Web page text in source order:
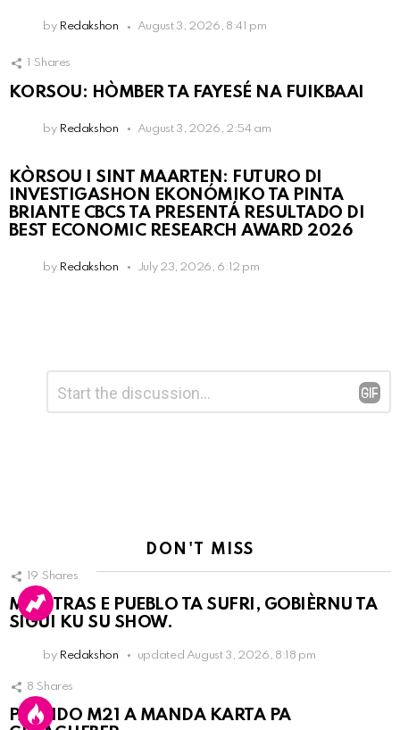
by Redakshon August 3, 2026, 8:41 pm
Shares
KORSOU: HÒMBER TA FAYESÉ NA FUIKBAAI
by Redakshon August 3, 2026, 2:54 am
KÒRSOU I SINT MAARTEN: FUTURO DI
INVESTIGASHON EKONÓMIKO TA PINTA
BRIANTE CBCS TA PRESENTÁ RESULTADO DI
BEST ECONOMIC RESEARCH AWARD 2026
by Redakshon July 23, 2026, 6:12 pm
Reply
DON'T MISS
19 Shares
MIENTRAS E PUEBLO TA SUFRI, GOBIÈRNU TA
SIGUI KU SU SHOW.
by Redakshon updated August 3, 2026, 8:18 pm
8 Shares
PARTIDO M21 A MANDA KARTA PA